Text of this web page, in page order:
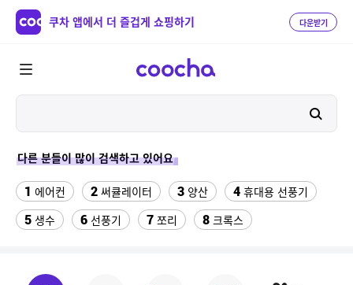
쿠차 앱에서 더 즐겁게 쇼핑하기 다운받기
다른 분들이 많이 검색하고 있어요
1 에어컨 2 써큘레이터 3 양산 4 휴대용 선풍기
5 생수 6 선풍기 7 쪼리 8 크록스
10 갤럭시탭 s6lite 젤리키보드케이스